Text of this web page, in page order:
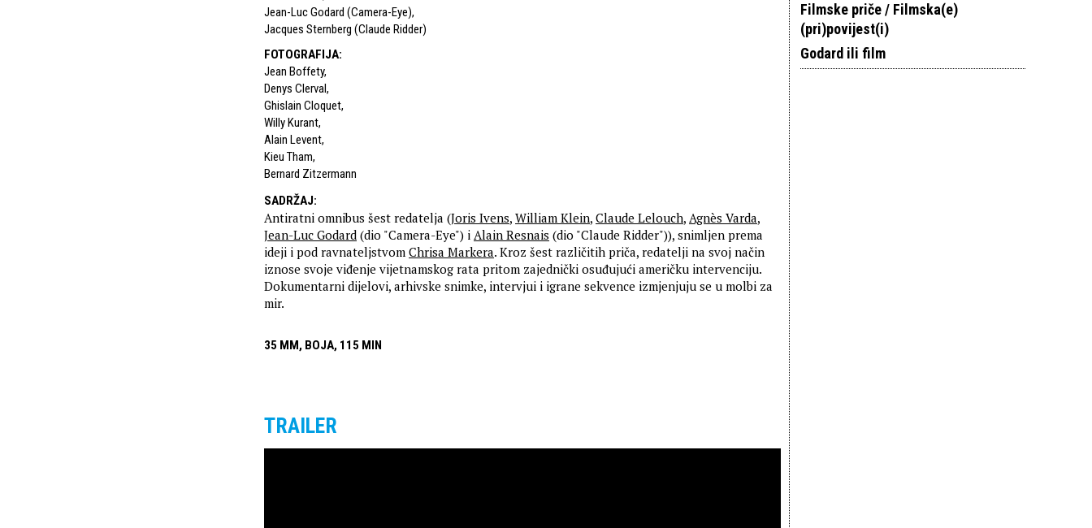
Jean-Luc Godard (Camera-Eye),
Jacques Sternberg (Claude Ridder)
FOTOGRAFIJA:
Jean Boffety,
Denys Clerval,
Ghislain Cloquet,
Willy Kurant,
Alain Levent,
Kieu Tham,
Bernard Zitzermann
SADRŽAJ:
Antiratni omnibus šest redatelja (Joris Ivens, William Klein, Claude Lelouch, Agnès Varda,
Jean-Luc Godard (dio "Camera-Eye") i Alain Resnais (dio "Claude Ridder")), snimljen prema
ideji i pod ravnateljstvom Chrisa Markera. Kroz šest različitih priča, redatelji na svoj način
iznose svoje viđenje vijetnamskog rata pritom zajednički osuđujući američku intervenciju.
Dokumentarni dijelovi, arhivske snimke, intervjui i igrane sekvence izmjenjuju se u molbi za
mir.
35 MM, BOJA, 115 MIN
TRAILER
Filmske priče / Filmska(e)
(pri)povijest(i)
Godard ili film